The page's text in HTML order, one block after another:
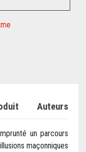
Auteurs
un parcours
maçonniques